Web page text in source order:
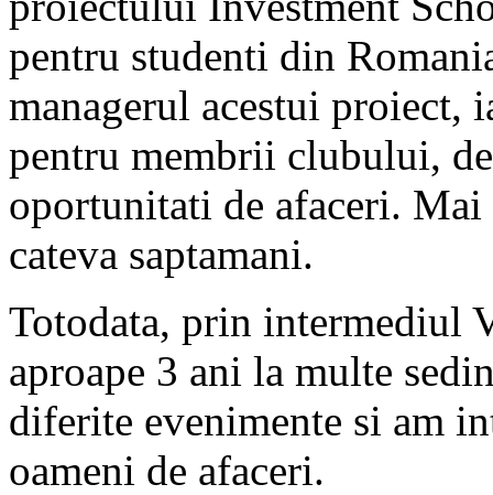
pentru studenti din
managerul acestui proiect,
pentru membrii clubului,
oportunitati de afaceri.
cateva saptamani.
Totodata, prin intermediul
aproape 3 ani la multe
diferite evenimente si am
oameni de afaceri.